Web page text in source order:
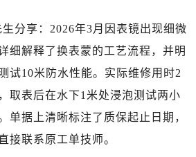
分享：2026年3月因表镜出现细微
细解释了换表蒙的工艺流程，并明
试10米防水性能。实际维修用时2
取表后在水下1米处浸泡测试两小
单据上清晰标注了质保起止日期，
接联系原工单技师。